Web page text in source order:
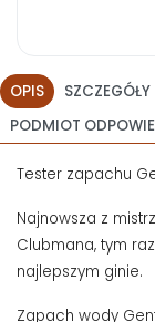
OPIS
PODMIOT
Tester zapachu
Najnowsza z
Clubmana, tym
najlepszym ginie.
Zapach wody